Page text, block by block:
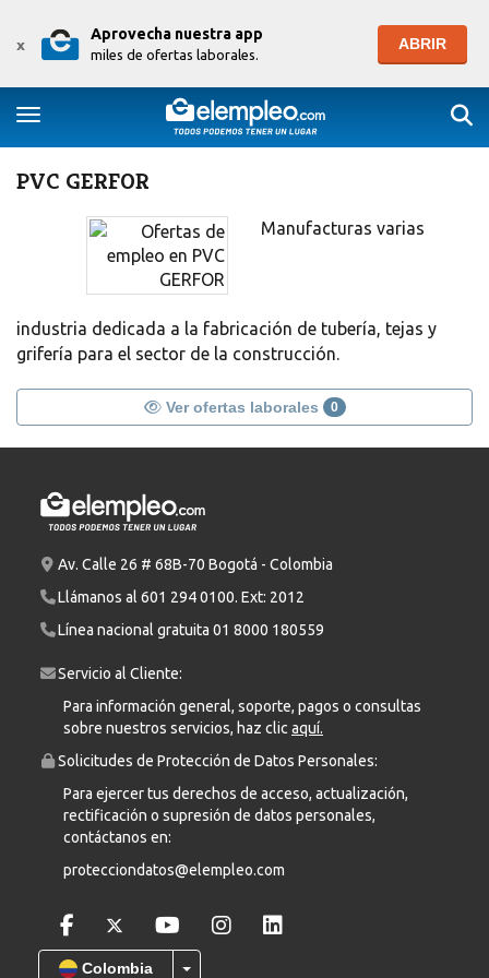
x
Aprovecha nuestra app
miles de ofertas laborales.
ABRIR
Toggle navigation
PVC GERFOR
Manufacturas varias
industria dedicada a la fabricación de tubería, tejas y
grifería para el sector de la construcción.
Ver ofertas laborales 0
Av. Calle 26 # 68B-70 Bogotá - Colombia
Llámanos al 601 294 0100. Ext: 2012
Línea nacional gratuita 01 8000 180559
Servicio al Cliente:
Para información general, soporte, pagos o consultas
sobre nuestros servicios, haz clic aquí.
Solicitudes de Protección de Datos Personales:
Para ejercer tus derechos de acceso, actualización,
rectificación o supresión de datos personales,
contáctanos en:
protecciondatos@elempleo.com
Colombia